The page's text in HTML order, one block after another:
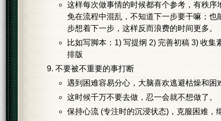
这样每次做事情的时候都有个参考， 有秩序
免在流程中混乱，不知道下一步要干嘛；也
步想着下一步，这样反而浪费的时间更多。
比如写脚本：1) 写提纲 2) 完善初稿 3) 收集
排版
不要被不重要的事打断
遇到困难容易分心，大脑喜欢逃避枯燥和困
这时候千万不要去做，忍一会就不想做了。
保持心流 (专注时的沉浸状态)，克服困难，